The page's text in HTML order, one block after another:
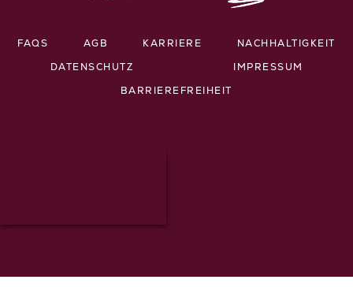
FAQS AGB KARRIERE NACHHALTIGKEIT
DATENSCHUTZ IMPRESSUM
BARRIEREFREIHEIT